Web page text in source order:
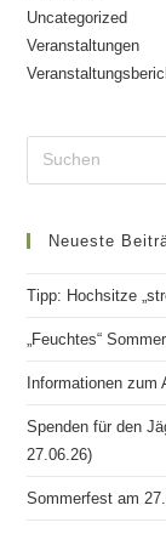
Uncategorized
Veranstaltungen
Neueste
Tipp: Hochsitze
„Feuchtes“
Informationen zum
Spenden für den
27.06.26)
Sommerfest am